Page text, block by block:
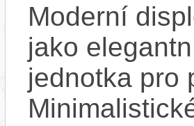
Moderní
jako
jednotka pro